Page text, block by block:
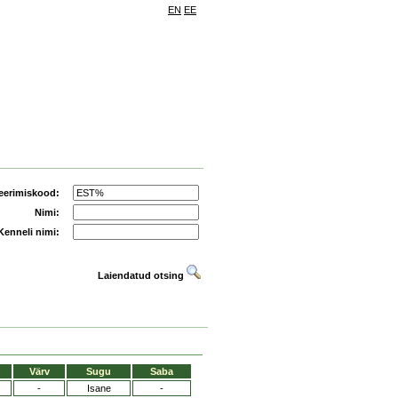
EN EE
Nimi:
nimi:
Laiendatud otsing
Värv Sugu
Saba
- Isane -